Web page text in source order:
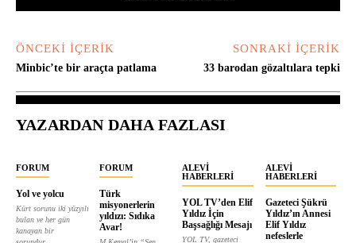
ÖNCEKI İÇERIK
Minbic’te bir araçta patlama
SONRAKI İÇERIK
33 barodan gözaltılara tepki
YAZARDAN DAHA FAZLASI
FORUM
Yol ve yolcu
Kürt sorunu iki yüzyılı
bulan ve her gün
kanayan bir
FORUM
Türk
misyonerlerin
yıldızı: Sıdıka
Avar!
ALEVI
HABERLERI
YOL TV’den Elif
Yıldız İçin
Başsağlığı Mesajı
YOL TV, gazeteci
ALEVI
HABERLERI
Gazeteci Şükrü
Yıldız’ın Annesi
Elif Yıldız
nefeslerle